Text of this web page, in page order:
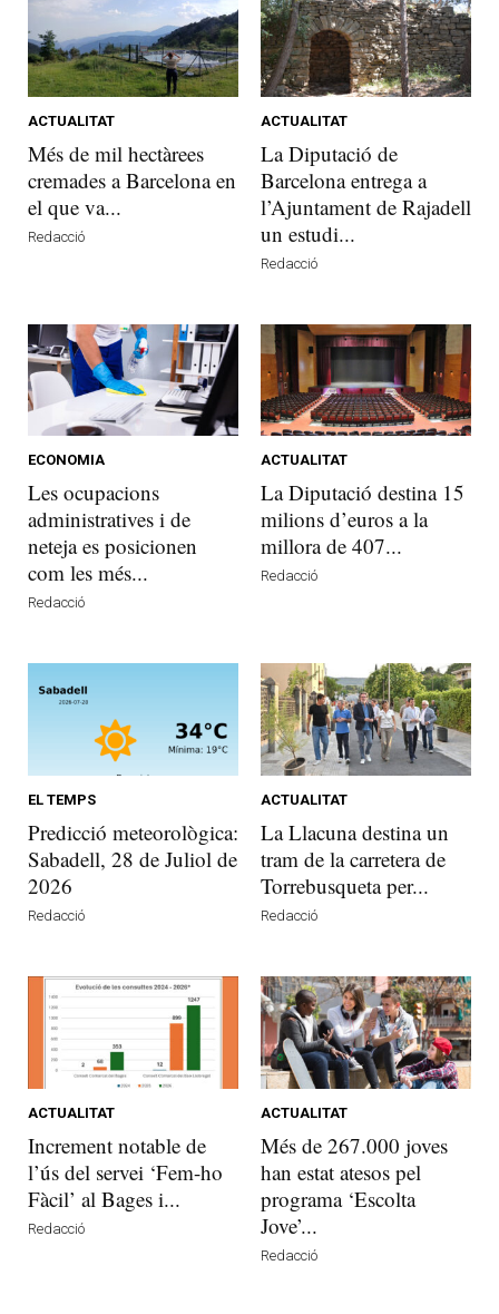
ACTUALITAT
Més de mil hectàrees
cremades a Barcelona en
el que va...
Redacció
ACTUALITAT
La Diputació de
Barcelona entrega a
l’Ajuntament de Rajadell
un estudi...
Redacció
ECONOMIA
Les ocupacions
administratives i de
neteja es posicionen
com les més...
Redacció
ACTUALITAT
La Diputació destina 15
milions d’euros a la
millora de 407...
Redacció
EL TEMPS
Predicció meteorològica:
Sabadell, 28 de Juliol de
2026
Redacció
ACTUALITAT
La Llacuna destina un
tram de la carretera de
Torrebusqueta per...
Redacció
ACTUALITAT
Increment notable de
l’ús del servei ‘Fem-ho
Fàcil’ al Bages i...
Redacció
ACTUALITAT
Més de 267.000 joves
han estat atesos pel
programa ‘Escolta
Jove’...
Redacció